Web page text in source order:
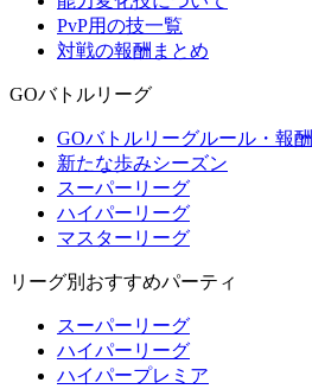
PvP用の技一覧
対戦の報酬まとめ
GOバトルリーグ
GOバトルリーグルール・報酬
新たな歩みシーズン
スーパーリーグ
ハイパーリーグ
マスターリーグ
リーグ別おすすめパーティ
スーパーリーグ
ハイパーリーグ
ハイパープレミア